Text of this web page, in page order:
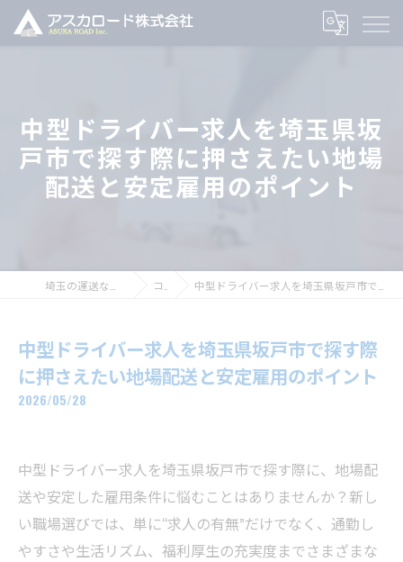
中型ドライバー求人を埼玉県坂
戸市で探す際に押さえたい地場
配送と安定雇用のポイント
コラム 中型ドライバー求人を埼玉県坂戸市で探す際に押さえたい地場配送と安定雇用のポイント
中型ドライバー求人を埼玉県坂戸市で探す際
に押さえたい地場配送と安定雇用のポイント
2026/05/28
中型ドライバー求人を埼玉県坂戸市で探す際に、地場配
送や安定した雇用条件に悩むことはありませんか？新し
い職場選びでは、単に“求人の有無”だけでなく、通勤し
やすさや生活リズム、福利厚生の充実度までさまざまな